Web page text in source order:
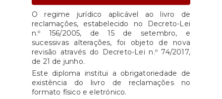
O regime jurídico aplicável ao livro de
reclamações, estabelecido no Decreto-Lei
n.º 156/2005, de 15 de setembro, e
sucessivas alterações, foi objeto de nova
revisão através do Decreto-Lei n.º 74/2017,
de 21 de junho.
Este diploma institui a obrigatoriedade de
existência do livro de reclamações no
formato físico e eletrónico.